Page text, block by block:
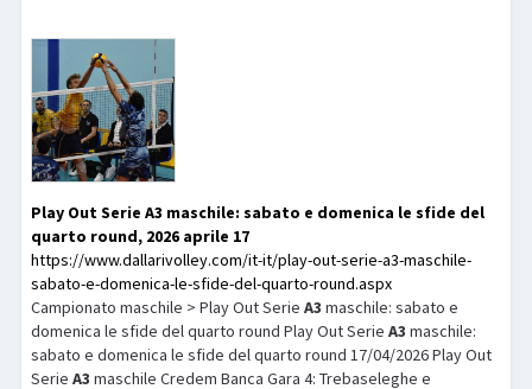
Play Out SerieA3 maschile: sabato e domenica le sfide del
quarto round, 2026 aprile 17
https://www.dallarivolley.com/it-it/play-out-serie-a3-maschile-
sabato-e-domenica-le-sfide-del-quarto-round.aspx
Campionato maschile > Play Out SerieA3 maschile: sabato e
domenica le sfide del quarto round Play Out SerieA3 maschile:
sabato e domenica le sfide del quarto round 17/04/2026 Play Out
SerieA3 maschile Credem Banca Gara 4: Trebaseleghe e